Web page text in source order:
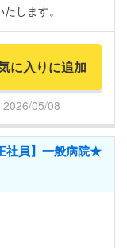
します。
に入りに追加
05/08
社員】一般病院★